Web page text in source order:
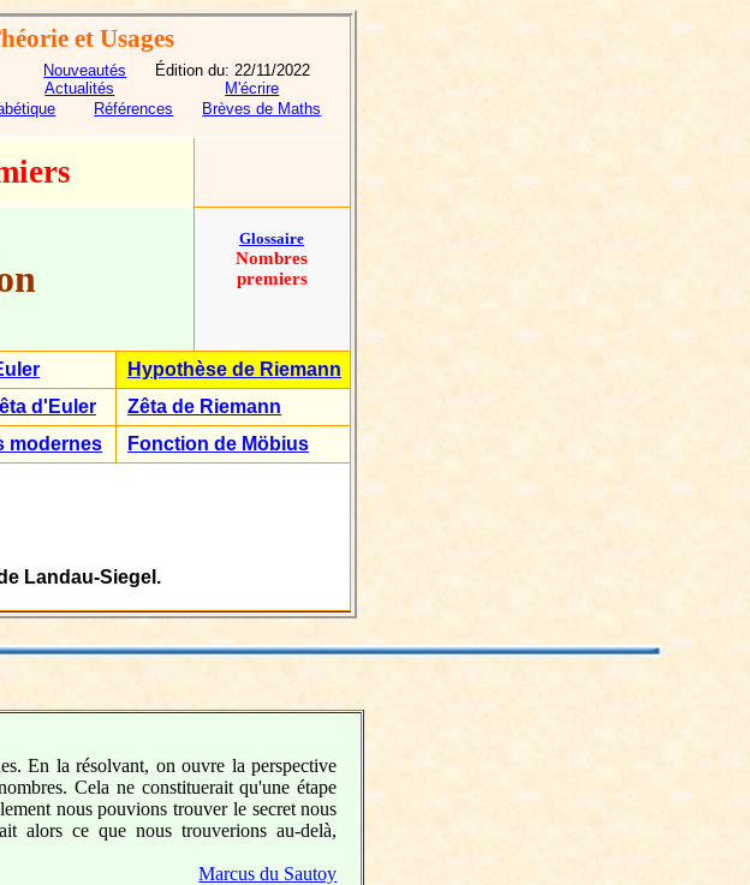
et Usages
Nouveautés Édition du: 22/11/2022
Actualités
M'écrire
Références Brèves de Maths
Glossaire
Nombres
premiers
Hypothèse de Riemann
d'Euler
Zêta de Riemann
modernes Fonction de Möbius
Landau-Siegel.
En la résolvant, on ouvre la perspective
Cela ne constituerait qu'une étape
nous pouvions trouver le secret nous
alors ce que nous trouverions au-delà,
Marcus du Sautoy